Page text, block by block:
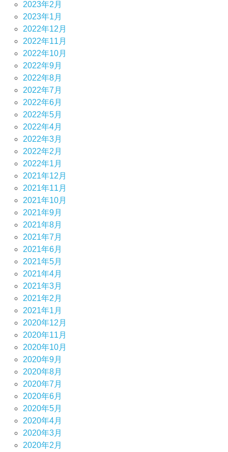
2023年2月
2023年1月
2022年12月
2022年11月
2022年10月
2022年9月
2022年8月
2022年7月
2022年6月
2022年5月
2022年4月
2022年3月
2022年2月
2022年1月
2021年12月
2021年11月
2021年10月
2021年9月
2021年8月
2021年7月
2021年6月
2021年5月
2021年4月
2021年3月
2021年2月
2021年1月
2020年12月
2020年11月
2020年10月
2020年9月
2020年8月
2020年7月
2020年6月
2020年5月
2020年4月
2020年3月
2020年2月